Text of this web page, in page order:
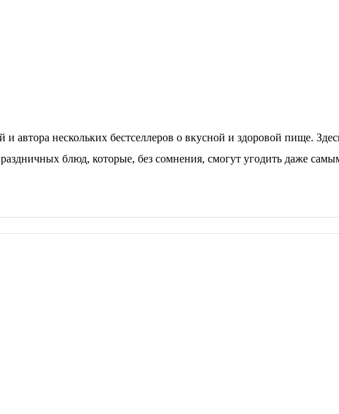
нескольких бестселлеров о вкусной и здоровой пище.
блюд, которые, без сомнения, смогут угодить даже